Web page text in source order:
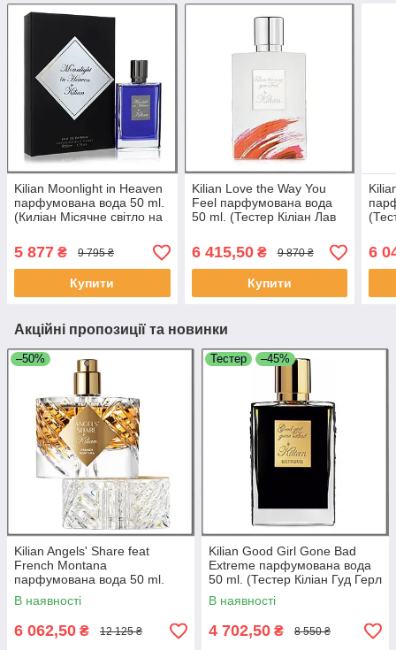
Kilian Moonlight in Heaven
парфумована вода 50 ml.
(Киліан Місячне світло на
5 877 ₴ 9 795 ₴
Купити
Kilian Love the Way You
Feel парфумована вода
50 ml. (Тестер Кіліан Лав
6 415,50₴ 9 870 ₴
Купити
6
Акційні пропозиції та новинки
–50%
Kilian Angels' Share feat
French Montana
парфумована вода 50 ml.
(Киліан Дола Ангелів
Французька Монтана)
В наявності
6 062,50 ₴ 12 125 ₴
Тестер –45%
Kilian Good Girl Gone Bad
Extreme парфумована вода
50 ml. (Тестер Кіліан Гуд Герл
Гоне Бед Бай Екстрим)
В наявності
4 702,50 ₴ 8 550 ₴